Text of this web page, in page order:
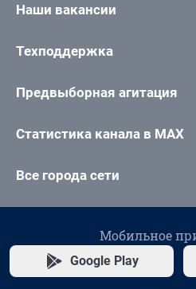
Наши вакансии
Техподдержка
Предвыборная агитация
Статистика канала в MAX
Все города сети
Мобильное
Google Play